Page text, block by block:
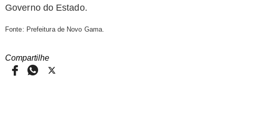
Governo do Estado.
Fonte: Prefeitura de Novo Gama.
Compartilhe